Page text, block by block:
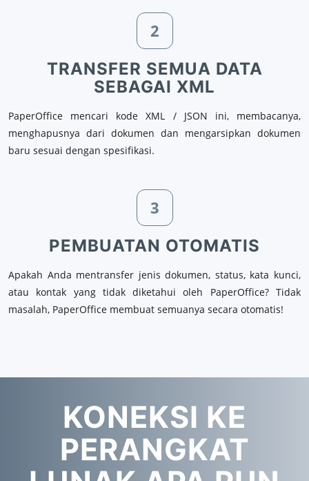
2
TRANSFER SEMUA DATA
SEBAGAI XML
PaperOffice mencari kode XML / JSON ini, membacanya,
menghapusnya dari dokumen dan mengarsipkan dokumen
baru sesuai dengan spesifikasi.
3
PEMBUATAN OTOMATIS
Apakah Anda mentransfer jenis dokumen, status, kata kunci,
atau kontak yang tidak diketahui oleh PaperOffice? Tidak
masalah, PaperOffice membuat semuanya secara otomatis!
KONEKSI KE
PERANGKAT